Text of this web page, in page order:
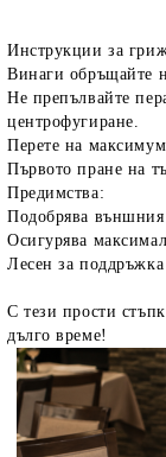
Инструкции за
Винаги обръщайте
Не препълвайте
центрофугиране.
Перете на
Първото пране на
Предимства:
Подобрява
Осигурява
Лесен за
С тези прости
дълго време!